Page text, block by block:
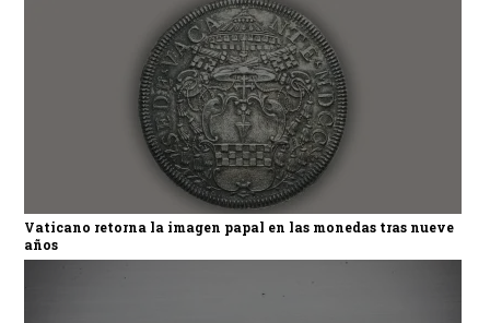
Vaticano retorna la imagen papal en las monedas tras nueve
años